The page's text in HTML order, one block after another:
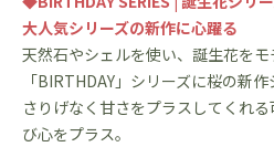
大人気シリーズの新作に心躍る
天然石やシェルを使い、誕生花をモ
「BIRTHDAY」シリーズに桜の新作
さりげなく甘さをプラスしてくれ
び心をプラス。